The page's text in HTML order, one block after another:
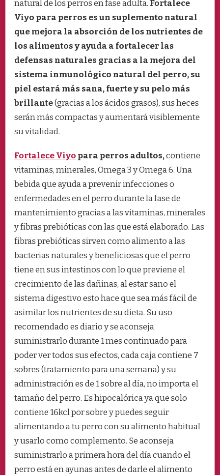
natural de los perros en fase adulta. Fortalece
Viyo para perros es un suplemento natural
que mejora la absorción de los nutrientes de
los alimentos y ayuda a fortalecer las
defensas naturales gracias a la mejora del
sistema inmunológico natural del perro, su
piel estará más sana, fuerte y su pelo más
brillante(gracias a los ácidos grasos), sus heces
serán más compactas y aumentará visiblemente
su vitalidad.
Fortalece Viyo para perros adultos,contiene
vitaminas, minerales, Omega 3 y Omega 6. Una
bebida que ayuda a prevenir infecciones o
enfermedades en el perro durante la fase de
mantenimiento gracias a las vitaminas, minerales
y fibras prebióticas con las que está elaborado. Las
fibras prebióticas sirven como alimento a las
bacterias naturales y beneficiosas que el perro
tiene en sus intestinos con lo que previene el
crecimiento de las dañinas, al estar sano el
sistema digestivo esto hace que sea más fácil de
asimilar los nutrientes de su dieta. Su uso
recomendado es diario y se aconseja
suministrarlo durante 1 mes continuado para
poder ver todos sus efectos, cada caja contiene 7
sobres (tratamiento para una semana) y su
administración es de 1 sobre al día, no importa el
tamaño del perro. Es hipocalórica ya que solo
contiene 16kcl por sobre y puedes seguir
alimentando a tu perro con su alimento habitual
y usarlo como complemento. Se aconseja
suministrarlo a primera hora del día cuando el
perro está en ayunas antes de darle el alimento